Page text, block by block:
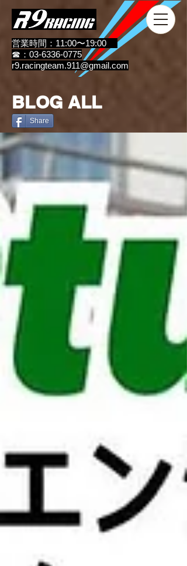
営業時間：11:00〜19:00
☎：03-6336-0775
r9.racingteam.911@gmail.com
BLOG ALL
Share